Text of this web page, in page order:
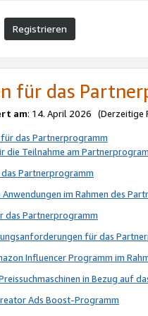
Registrieren
für das
am: 14. April 2026 (Derzeitige
das Partnerprogramm
die Teilnahme am
Partnerprogramm
im Rahmen des
das Partnerprogramm
für das
Influencer Programm im
in Bezug auf
Ads Boost-Programm